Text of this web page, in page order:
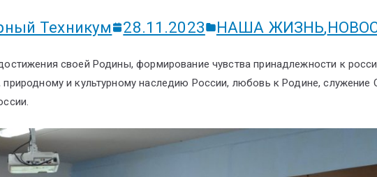
Техникум 28.11.2023 НАША ЖИЗНЬ,
своей Родины, формирование чувства принадлежности к
природному и культурному наследию России, любовь к Родине, служение